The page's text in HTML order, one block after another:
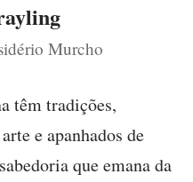
Murcho
têm tradições,
e apanhados de
que emana da